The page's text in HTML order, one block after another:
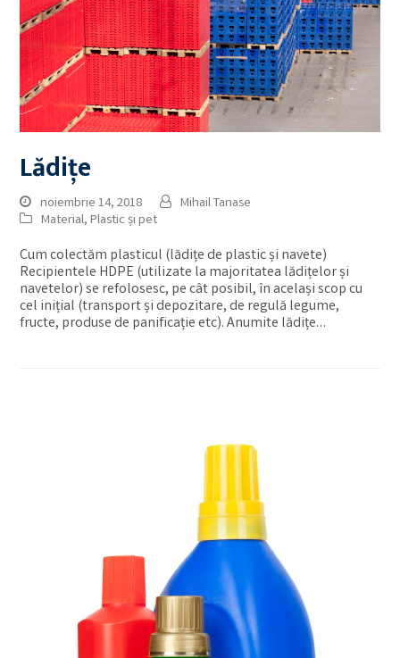
Lădițe
noiembrie 14, 2018
Mihail Tanase
Material,Plastic și pet
Cum colectăm plasticul (lădițe de plastic și navete)
Recipientele HDPE (utilizate la majoritatea lădițelor și
navetelor) se refolosesc, pe cât posibil, în același scop cu
cel inițial (transport și depozitare, de regulă legume,
fructe, produse de panificație etc). Anumite lădițe…